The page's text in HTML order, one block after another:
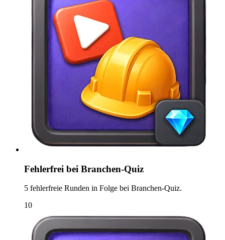
Fehlerfrei bei Branchen-Quiz
5 fehlerfreie Runden in Folge bei Branchen-Quiz.
10